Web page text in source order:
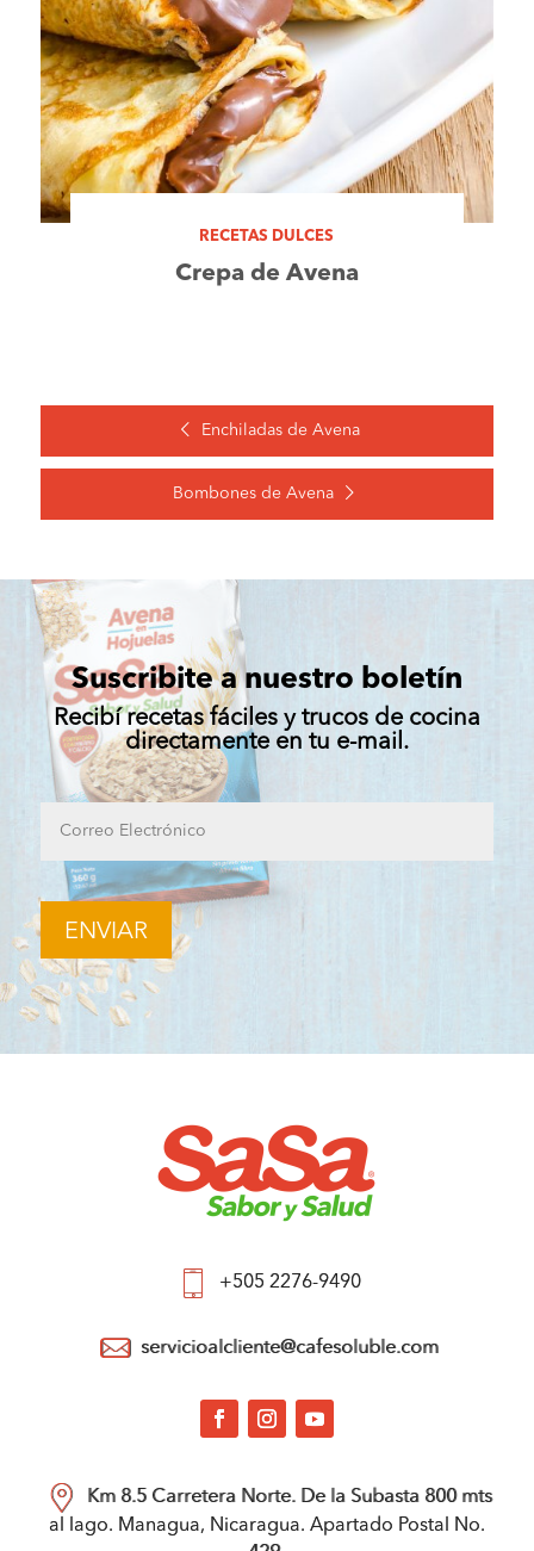
RECETAS DULCES
Crepa de Avena
Enchiladas de Avena
Bombones de Avena
Suscribite a nuestro boletín
Recibí recetas fáciles y trucos de cocina
directamente en tu e-mail.
+505 2276-9490
servicioalcliente@cafesoluble.com
Km 8.5 Carretera Norte. De la Subasta 800 mts
al lago. Managua, Nicaragua. Apartado Postal No.